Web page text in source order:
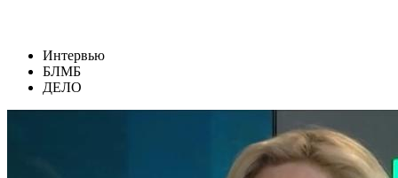
Интервью
БЛМБ
ДЕЛО